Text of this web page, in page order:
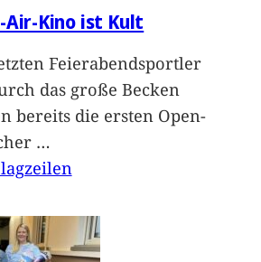
Air-Kino ist Kult
Feierabendsportler
das große Becken
bereits die ersten Open-
…